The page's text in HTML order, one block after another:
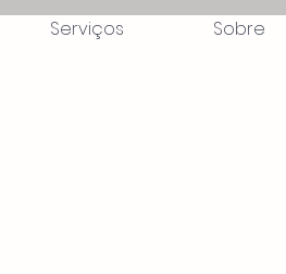
Serviços Sobre